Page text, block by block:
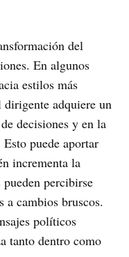
del
En algunos
estilos más
adquiere un
decisiones y en la
puede aportar
incrementa la
percibirse
a cambios bruscos.
políticos
tanto dentro como